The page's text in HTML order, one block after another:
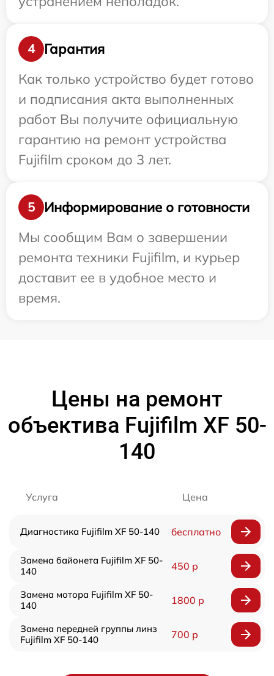
4
Гарантия
Как только устройство будет готово
и подписания акта выполненных
работ Вы получите официальную
гарантию на ремонт устройства
Fujifilm сроком до 3 лет.
5
Информирование о готовности
Мы сообщим Вам о завершении
ремонта техники Fujifilm, и курьер
доставит ее в удобное место и
время.
Цены на ремонт
объектива Fujifilm XF 50-
140
Услуга Цена
Диагностика Fujifilm XF 50-140 бесплатно
Замена байонета Fujifilm XF 50-
140
450 р
Замена мотора Fujifilm XF 50-
140
1800 р
Замена передней группы линз
Fujifilm XF 50-140
700 р